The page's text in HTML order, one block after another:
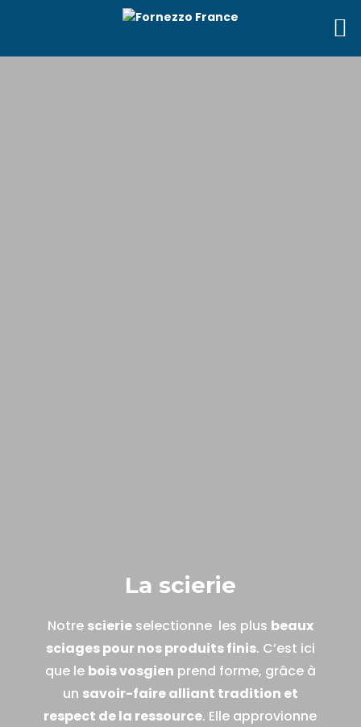
La scierie
Notre scierieselectionne les plus beaux
sciages pour nos produits finis. C’est ici
que le bois vosgien prend forme, grâce à
un savoir-faire alliant tradition et
respect de la ressource. Elle approvionne